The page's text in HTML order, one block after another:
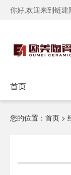
你好,欢迎来到链建
首页
您的位置： 首页 >